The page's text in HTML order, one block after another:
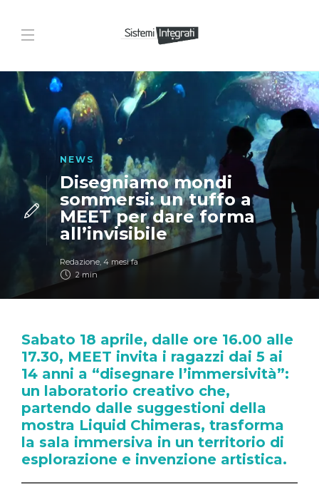
NEWS
Disegniamo mondi
sommersi: un tuffo a
MEET per dare forma
all’invisibile
Redazione, 4 mesi fa
2 min
Sabato 18 aprile, dalle ore 16.00 alle
17.30, MEET invita i ragazzi dai 5 ai
14 anni a “disegnare l’immersività”:
un laboratorio creativo che,
partendo dalle suggestioni della
mostra Liquid Chimeras, trasforma
la sala immersiva in un territorio di
esplorazione e invenzione artistica.